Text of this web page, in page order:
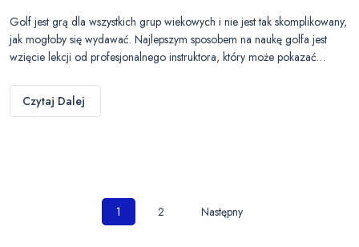
Golf jest grą dla wszystkich grup wiekowych i nie jest tak skomplikowany,
jak mogłoby się wydawać. Najlepszym sposobem na naukę golfa jest
wzięcie lekcji od profesjonalnego instruktora, który może pokazać…
Czytaj Dalej
Nawigacja
1 2 Następny